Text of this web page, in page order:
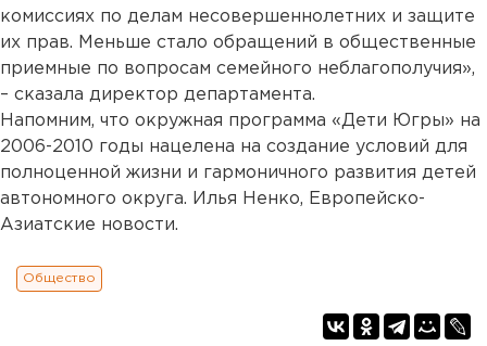
комиссиях по делам несовершеннолетних и защите
их прав. Меньше стало обращений в общественные
приемные по вопросам семейного неблагополучия»,
– сказала директор департамента.
Напомним, что окружная программа «Дети Югры» на
2006-2010 годы нацелена на создание условий для
полноценной жизни и гармоничного развития детей
автономного округа. Илья Ненко, Европейско-
Азиатские новости.
Общество